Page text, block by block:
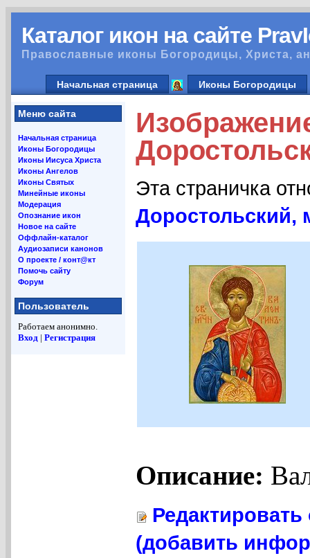
Каталог икон на сайте
Православные иконы Богородицы, Христа,
Начальная страница Иконы Богородицы
Меню сайта
Начальная страница
Иконы Богородицы
Иконы Иисуса Христа
Иконы Ангелов
Иконы Святых
Минейные иконы
Модерация
Опознание икон
Новое на сайте
Оффлайн-каталог
Аудиозаписи канонов
О проекте / конт@кт
Помочь сайту
Форум
Пользователь
Работаем анонимно.
Вход | Регистрация
Эта страничка
Доростольский,
Описание:
(добавить